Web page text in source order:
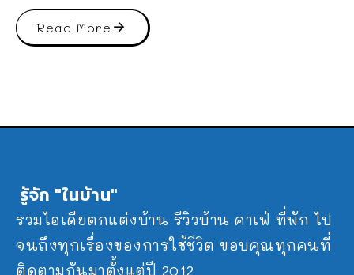
Read More
รู้จัก "ในบ้าน"
รวมไอเดียตกแต่งบ้าน รีวิวบ้าน คาเฟ่ ที่พัก ไป
จนถึงทุกเรื่องของการใช้ชีวิต ขอบคุณทุกคนที่
ติดตามกันมาตั้งแต่ปี 2012